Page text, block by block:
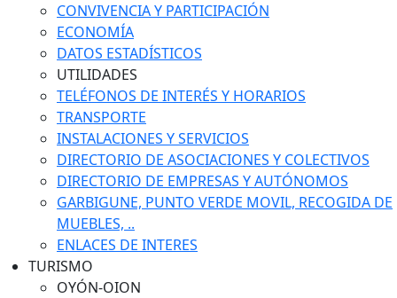
CONVIVENCIA Y PARTICIPACIÓN
ECONOMÍA
DATOS ESTADÍSTICOS
UTILIDADES
TELÉFONOS DE INTERÉS Y HORARIOS
TRANSPORTE
INSTALACIONES Y SERVICIOS
DIRECTORIO DE ASOCIACIONES Y COLECTIVOS
DIRECTORIO DE EMPRESAS Y AUTÓNOMOS
GARBIGUNE, PUNTO VERDE MOVIL, RECOGIDA DE
MUEBLES, ..
ENLACES DE INTERES
TURISMO
OYÓN-OION